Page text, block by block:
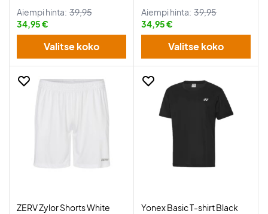
Aiempi hinta: 39,95
34,95 €
Valitse koko
Aiempi hinta: 39,95
34,95 €
Valitse koko
ZERV Zylor Shorts White
Yonex Basic T-shirt Black